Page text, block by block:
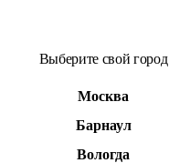
Выберите свой город
Москва
Барнаул
Вологда